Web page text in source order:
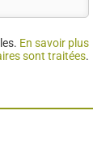
En savoir plus
sont traitées.